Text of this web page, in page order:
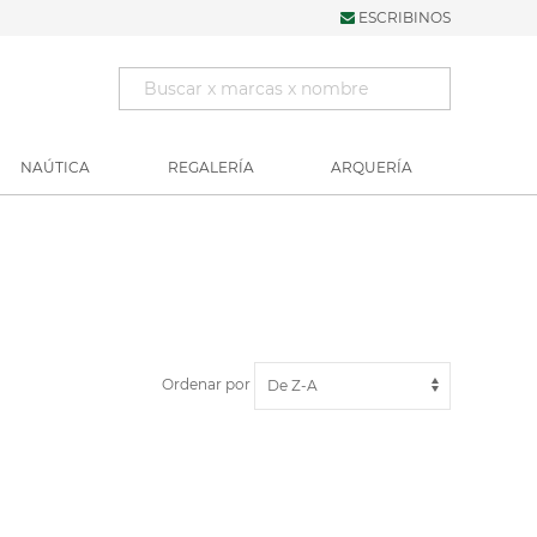
ESCRIBINOS
NAÚTICA REGALERÍA ARQUERÍA
Ordenar por